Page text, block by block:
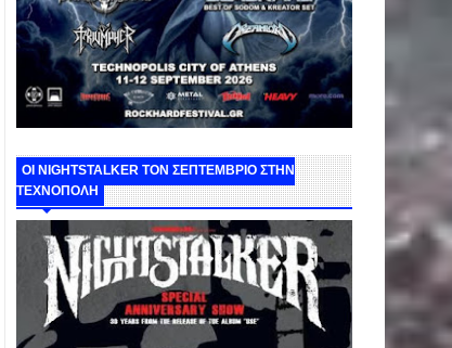
ΟΙ NIGHTSTALKER ΤΟΝ ΣΕΠΤΕΜΒΡΙΟ ΣΤΗΝ
ΤΕΧΝΟΠΟΛΗ